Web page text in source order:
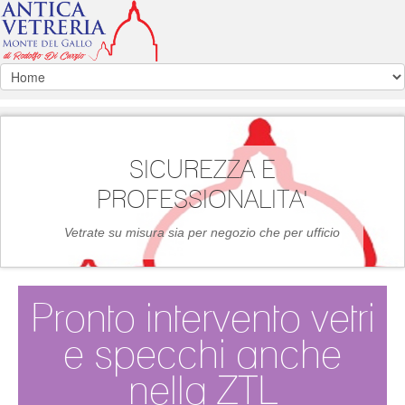
SICUREZZA E
PROFESSIONALITA'
Vetrate su misura sia per negozio che per ufficio
Pronto intervento vetri
e specchi anche
nella ZTL